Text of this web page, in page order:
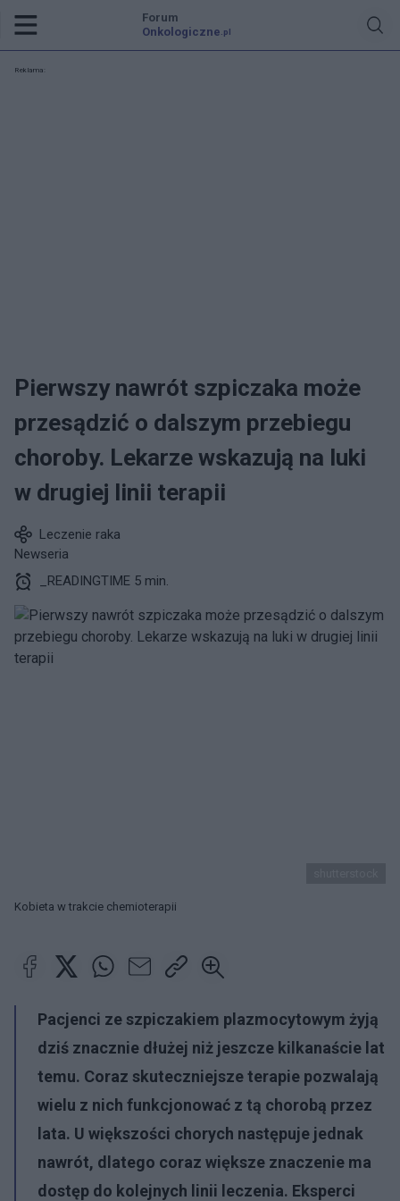
Forum
Onkologiczne .pl
Reklama:
Pierwszy nawrót szpiczaka może
przesądzić o dalszym przebiegu
choroby. Lekarze wskazują na luki
w drugiej linii terapii
Leczenie raka
Newseria
_READINGTIME 5 min.
Kobieta w trakcie chemioterapii
Pacjenci ze szpiczakiem plazmocytowym żyją
dziś znacznie dłużej niż jeszcze kilkanaście lat
temu. Coraz skuteczniejsze terapie pozwalają
wielu z nich funkcjonować z tą chorobą przez
lata. U większości chorych następuje jednak
nawrót, dlatego coraz większe znaczenie ma
dostęp do kolejnych linii leczenia. Eksperci